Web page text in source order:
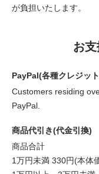
が負担いたします。
お
PayPal(各種クレジッ
Customers residing
PayPal.
商品代引き(代金引換)
商品合計
1万円未満 330円(本体